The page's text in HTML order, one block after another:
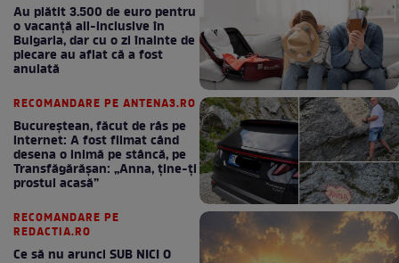
Au plătit 3.500 de euro pentru
o vacanță all-inclusive în
Bulgaria, dar cu o zi înainte de
plecare au aflat că a fost
anulată
RECOMANDARE PE ANTENA3.RO
Bucureștean, făcut de râs pe
internet: A fost filmat când
desena o inimă pe stâncă, pe
Transfăgărășan: „Anna, ține-ți
prostul acasă”
RECOMANDARE PE
REDACTIA.RO
Ce să nu arunci SUB NICI O